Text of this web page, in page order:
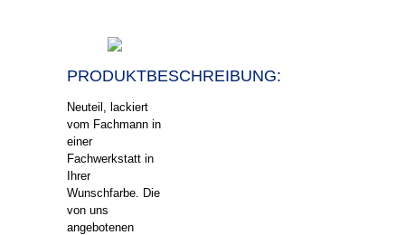
PRODUKTBESCHREIBUNG:
Neuteil, lackiert
vom Fachmann in
einer
Fachwerkstatt in
Ihrer
Wunschfarbe. Die
von uns
angebotenen